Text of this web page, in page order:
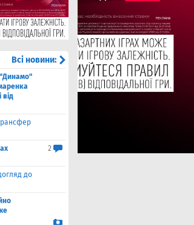
Всі новини:
від
2
до